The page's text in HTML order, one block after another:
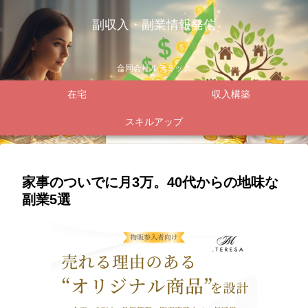
副収入・副業情報発信
合同会社ルテミック
在宅 収入構築
スキルアップ
家事のついでに月3万。40代からの地味な
副業5選